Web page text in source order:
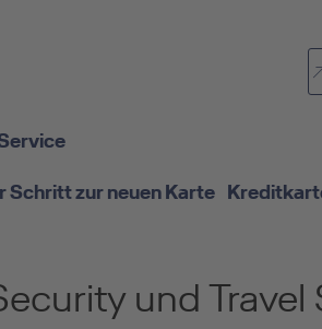
Direkt zur Suche (Enter
Direkt zum Hauptinhalt (Enter
Schritt zur neuen Karte
und